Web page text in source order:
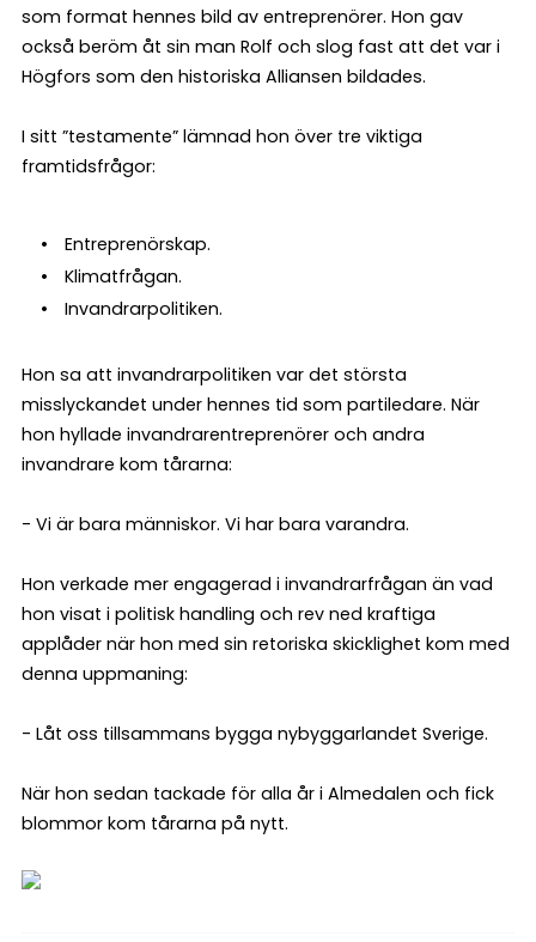
som format hennes bild av entreprenörer. Hon gav
också beröm åt sin man Rolf och slog fast att det var i
Högfors som den historiska Alliansen bildades.
I sitt ”testamente” lämnad hon över tre viktiga
framtidsfrågor:
Entreprenörskap.
Klimatfrågan.
Invandrarpolitiken.
Hon sa att invandrarpolitiken var det största
misslyckandet under hennes tid som partiledare. När
hon hyllade invandrarentreprenörer och andra
invandrare kom tårarna:
- Vi är bara människor. Vi har bara varandra.
Hon verkade mer engagerad i invandrarfrågan än vad
hon visat i politisk handling och rev ned kraftiga
applåder när hon med sin retoriska skicklighet kom med
denna uppmaning:
- Låt oss tillsammans bygga nybyggarlandet Sverige.
När hon sedan tackade för alla år i Almedalen och fick
blommor kom tårarna på nytt.